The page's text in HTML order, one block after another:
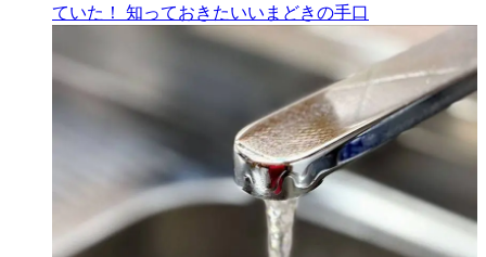
ていた！ 知っておきたいいまどきの手口